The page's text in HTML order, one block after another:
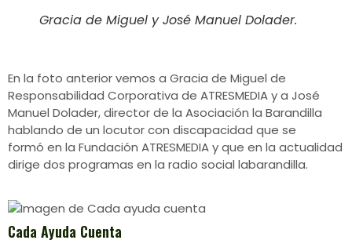
Gracia de Miguel y José Manuel Dolader.
En la foto anterior vemos a Gracia de Miguel de
Responsabilidad Corporativa de ATRESMEDIA y a José
Manuel Dolader, director de la Asociación la Barandilla
hablando de un locutor con discapacidad que se
formó en la Fundación ATRESMEDIA y que en la actualidad
dirige dos programas en la radio social labarandilla.
Cada Ayuda Cuenta